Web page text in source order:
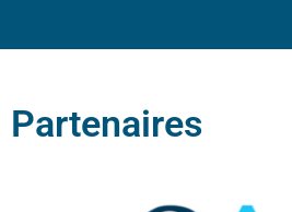
Partenaires